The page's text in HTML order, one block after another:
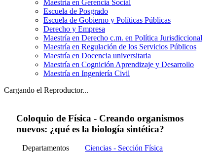
Maestría en Gerencia Social
Escuela de Posgrado
Escuela de Gobierno y Políticas Públicas
Derecho y Empresa
Maestría en Derecho c.m. en Política Jurisdiccional
Maestría en Regulación de los Servicios Públicos
Maestría en Docencia universitaria
Maestría en Cognición Aprendizaje y Desarrollo
Maestría en Ingeniería Civil
Cargando el Reproductor...
Coloquio de Física - Creando organismos
nuevos: ¿qué es la biología sintética?
Departamentos
Ciencias - Sección Física